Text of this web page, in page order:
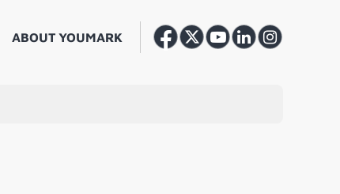
ABOUT YOUMARK